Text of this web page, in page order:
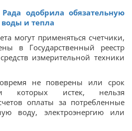
Рада одобрила обязательную
воды и тепла
могут применяться счетчики,
в Государственный реестр
измерительной техники
не поверены или срок
которых истек, нельзя
оплаты за потребленные
воду, электроэнергию или